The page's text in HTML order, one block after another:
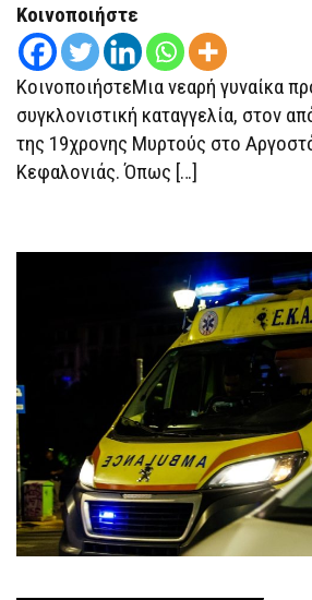
ΣΤΗΝ
«ΜΟΥ
ΕΊΧΕ
ΡΊΞΕΙ
Κοινοποιήστε
ΚοινοποιήστεΜια νεαρή γυναίκα
συγκλονιστική καταγγελία, στον
της 19χρονης Μυρτούς στο
Κεφαλονιάς. Όπως […]